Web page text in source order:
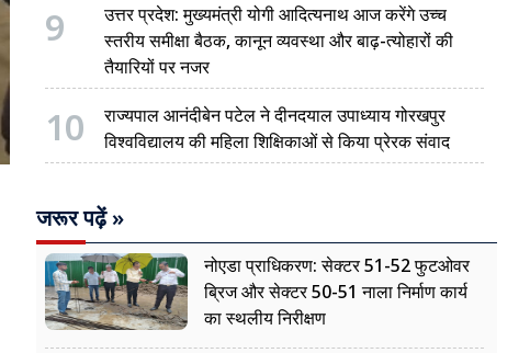
9
उत्तर प्रदेश: मुख्यमंत्री योगी आदित्यनाथ आज करेंगे उच्च
स्तरीय समीक्षा बैठक, कानून व्यवस्था और बाढ़-त्योहारों की
तैयारियों पर नजर
10
राज्यपाल आनंदीबेन पटेल ने दीनदयाल उपाध्याय गोरखपुर
विश्वविद्यालय की महिला शिक्षिकाओं से किया प्रेरक संवाद
जरूर पढ़ें »
नोएडा प्राधिकरण: सेक्टर 51-52 फुटओवर
ब्रिज और सेक्टर 50-51 नाला निर्माण कार्य
का स्थलीय निरीक्षण